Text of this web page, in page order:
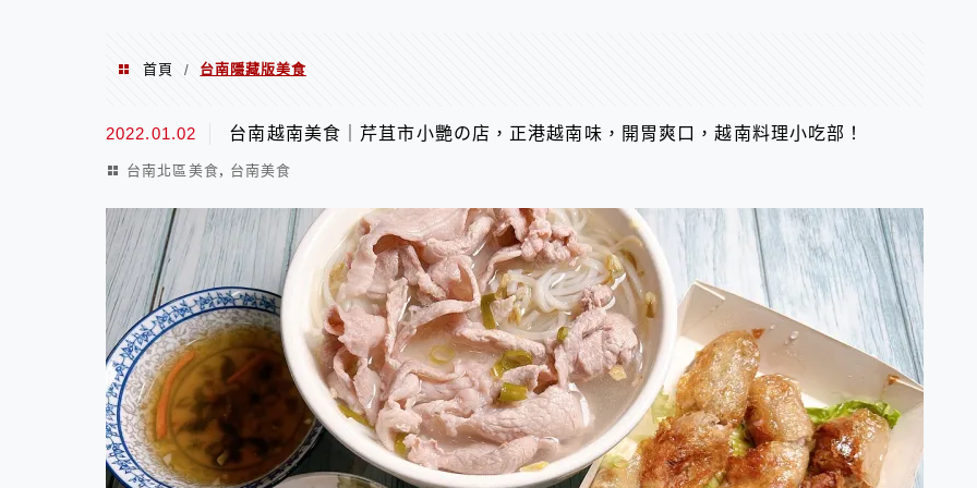
首頁 / 台南隱藏版美食
台南隱藏版美食
2022.01.02 台南越南美食｜芹苴市小艷の店，正港越南味，開胃爽口，越南料理小吃部！
台南北區美食, 台南美食